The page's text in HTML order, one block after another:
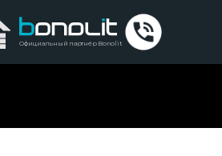
Официальный партнёр Bonolit